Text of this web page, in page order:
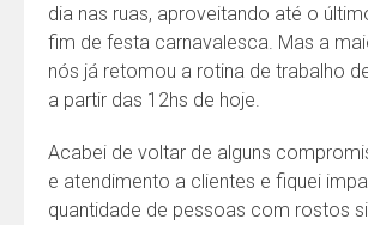
dia nas ruas, aproveitando até o
fim de festa carnavalesca. Mas a
nós já retomou a rotina de trabalho
a partir das 12hs de hoje.
Acabei de voltar de alguns
e atendimento a clientes e fiquei
quantidade de pessoas com rostos